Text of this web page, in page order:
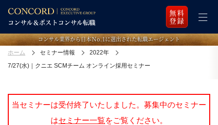
無料
登録
コンサル業界から日本Ｎo.1に選出された転職エージェント
ホーム セミナー情報
2022年
7/27(水)｜クニエ SCMチーム オンライン採用セミナー
当セミナーは受付終了いたしました。募集中のセミナー
はセミナー一覧をご覧ください。